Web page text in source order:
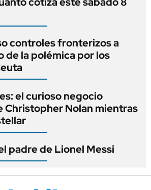
controles fronterizos a
de la polémica por los
el curioso negocio
Christopher Nolan mientras
padre de Lionel Messi